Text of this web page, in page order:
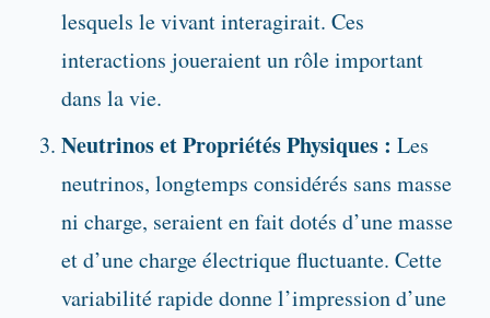
lesquels le vivant interagirait. Ces
interactions joueraient un rôle important
dans la vie.
Neutrinos et Propriétés Physiques : Les
neutrinos, longtemps considérés sans masse
ni charge, seraient en fait dotés d’une masse
et d’une charge électrique fluctuante. Cette
variabilité rapide donne l’impression d’une